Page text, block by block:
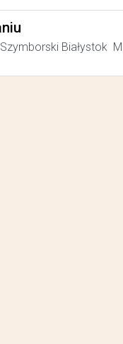
Białystok